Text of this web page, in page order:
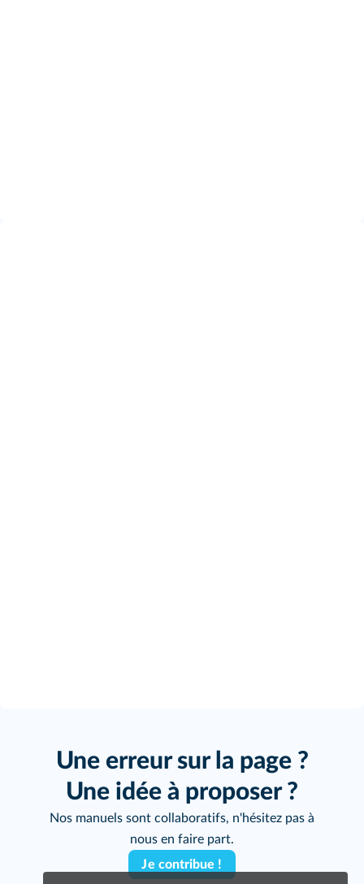
Une erreur sur la page ?
Une idée à proposer ?
Nos manuels sont collaboratifs, n'hésitez pas à
nous en faire part.
Je contribue !